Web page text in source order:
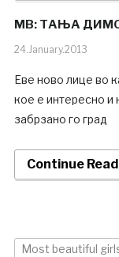
MB: ТАЊА
24.January.2013
Еве ново лице во
кое е интересно и
забрзано го град
Continue
Most beautiful